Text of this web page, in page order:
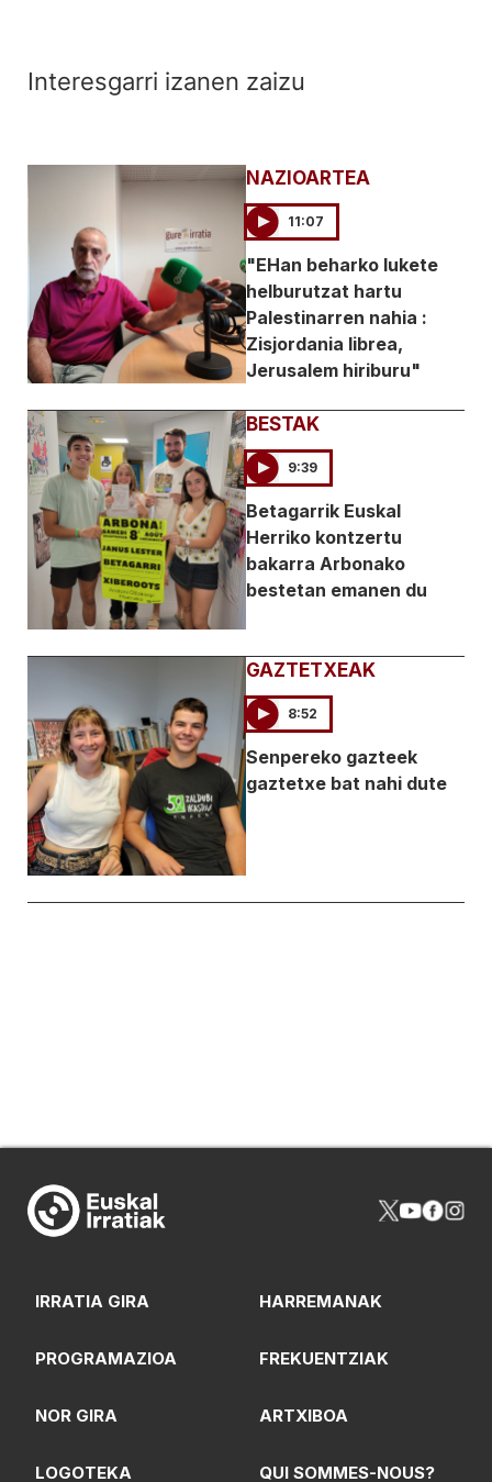
Interesgarri izanen zaizu
NAZIOARTEA
11:07
"EHan beharko lukete
helburutzat hartu
Palestinarren nahia :
Zisjordania librea,
Jerusalem hiriburu"
BESTAK
9:39
Betagarrik Euskal
Herriko kontzertu
bakarra Arbonako
bestetan emanen du
GAZTETXEAK
8:52
Senpereko gazteek
gaztetxe bat nahi dute
IRRATIA GIRA HARREMANAK
PROGRAMAZIOA FREKUENTZIAK
NOR GIRA ARTXIBOA
LOGOTEKA QUI SOMMES-NOUS?